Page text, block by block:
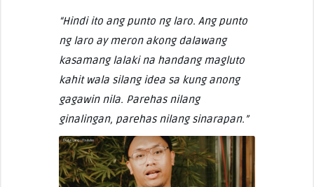
“Hindi ito ang punto ng laro. Ang punto
ng laro ay meron akong dalawang
kasamang lalaki na handang magluto
kahit wala silang idea sa kung anong
gagawin nila. Parehas nilang
ginalingan, parehas nilang sinarapan.”